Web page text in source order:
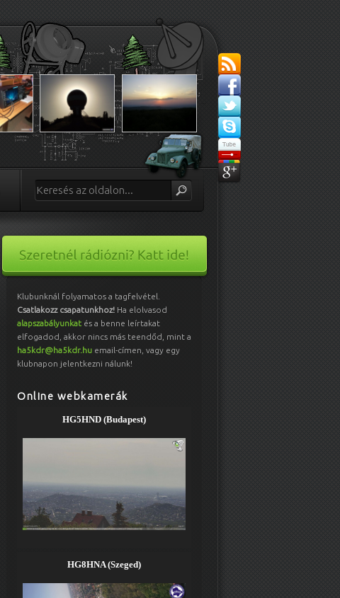
Klubunknál folyamatos a tagfelvétel.
Csatlakozz csapatunkhoz! Ha elolvasod
alapszabályunkat és a benne leírtakat
elfogadod, akkor nincs más teendőd, mint a
ha5kdr@ha5kdr.hu email-címen, vagy egy
klubnapon jelentkezni nálunk!
Online webkamerák